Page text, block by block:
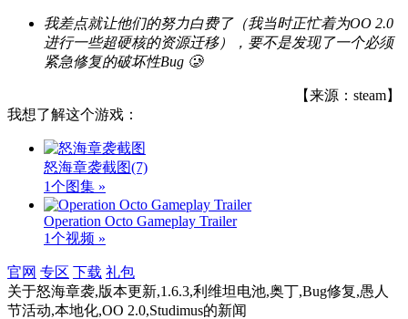
我差点就让他们的努力白费了（我当时正忙着为OO 2.0
进行一些超硬核的资源迁移），要不是发现了一个必须
紧急修复的破坏性Bug 🥲
【来源：steam】
我想了解这个游戏：
怒海章袭截图(7)
1个图集 »
Operation Octo Gameplay Trailer
1个视频 »
官网 专区 下载 礼包
关于怒海章袭,版本更新,1.6.3,利维坦电池,奥丁,Bug修复,愚人
节活动,本地化,OO 2.0,Studimus的新闻